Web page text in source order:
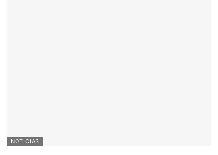
NOTICIAS